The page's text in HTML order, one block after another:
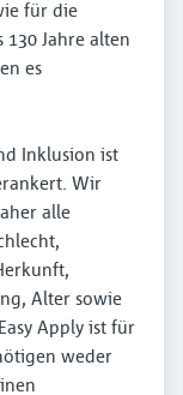
für die
Jahre alten
es
Inklusion ist
Wir
alle
Alter sowie
Apply ist für
weder